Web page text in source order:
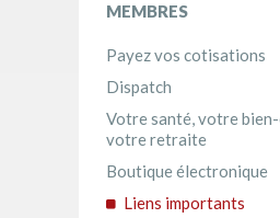
MEMBRES
Payez vos cotisations
Dispatch
Votre santé, votre
votre retraite
Boutique électronique
Liens importants